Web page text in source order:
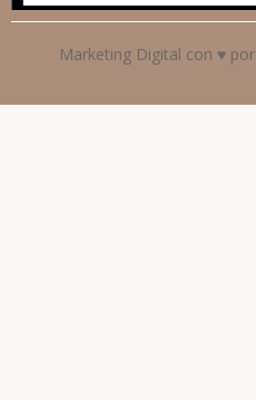
Marketing Digital con ♥ por